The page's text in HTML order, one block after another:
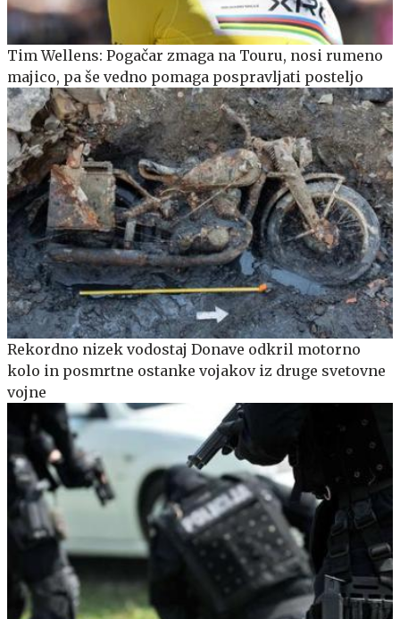
Tim Wellens: Pogačar zmaga na Touru, nosi rumeno
majico, pa še vedno pomaga pospravljati posteljo
Rekordno nizek vodostaj Donave odkril motorno
kolo in posmrtne ostanke vojakov iz druge svetovne
vojne